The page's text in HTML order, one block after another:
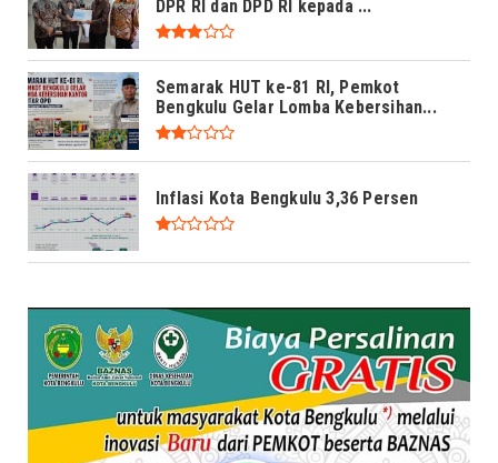
DPR RI dan DPD RI kepada ...
Semarak HUT ke-81 RI, Pemkot
Bengkulu Gelar Lomba Kebersihan...
Inflasi Kota Bengkulu 3,36 Persen